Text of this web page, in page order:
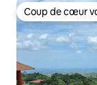
Coup de cœur
Coup de cœur